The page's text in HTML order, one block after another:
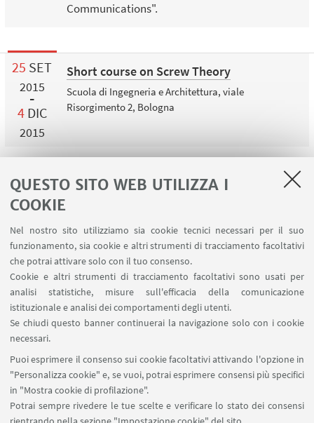
QUESTO SITO WEB UTILIZZA I
COOKIE
Nel nostro sito utilizziamo sia cookie tecnici necessari per il suo
funzionamento, sia cookie e altri strumenti di tracciamento facoltativi
che potrai attivare solo con il tuo consenso.
Cookie e altri strumenti di tracciamento facoltativi sono usati per
analisi statistiche, misure sull'efficacia della comunicazione
istituzionale e analisi dei comportamenti degli utenti.
Se chiudi questo banner continuerai la navigazione solo con i cookie
necessari.
Puoi esprimere il consenso sui cookie facoltativi attivando l'opzione in
"Personalizza cookie" e, se vuoi, potrai esprimere consensi più specifici
in "Mostra cookie di profilazione".
Potrai sempre rivedere le tue scelte e verificare lo stato dei consensi
Communications".
25 SET
2015
4 DIC
2015
Short course on Screw Theory
Scuola di Ingegneria e Architettura, viale
Risorgimento 2, Bologna
LINK UTILI
Contatti
Area riservata
SEGUI UNIBO SU: